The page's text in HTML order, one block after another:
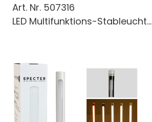
Art. Nr. 507316
LED Multifunktions-Stableucht...